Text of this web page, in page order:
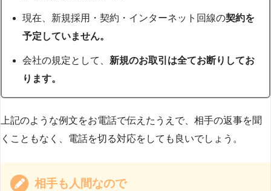
現在、新規採用・契約・インターネット回線の契約を
予定していません。
会社の規定として、 新規のお取引は全てお断りしてお
ります。
上記のような例文をお電話で伝えたうえで、相手の返事を聞
くこともなく、電話を切る対応をしても良いでしょう。
相手も人間なので